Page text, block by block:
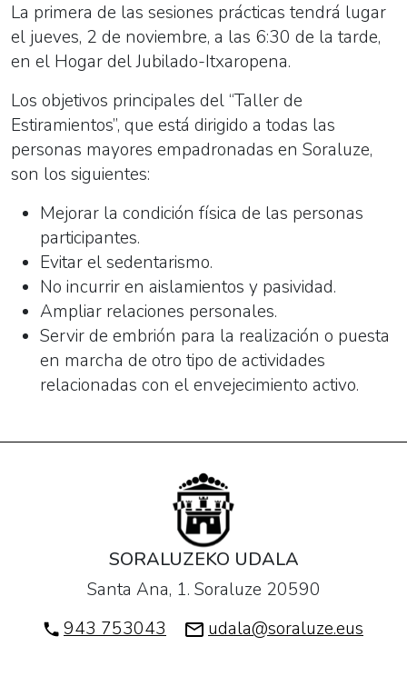
La primera de las sesiones prácticas tendrá lugar
el jueves, 2 de noviembre, a las 6:30 de la tarde,
en el Hogar del Jubilado-Itxaropena.
Los objetivos principales del “Taller de
Estiramientos”, que está dirigido a todas las
personas mayores empadronadas en Soraluze,
son los siguientes:
Mejorar la condición física de las personas
participantes.
Evitar el sedentarismo.
No incurrir en aislamientos y pasividad.
Ampliar relaciones personales.
Servir de embrión para la realización o puesta
en marcha de otro tipo de actividades
relacionadas con el envejecimiento activo.
SORALUZEKO UDALA
Santa Ana, 1. Soraluze 20590
943 753043
udala@soraluze.eus